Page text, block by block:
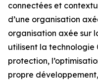
connectées et
d’une organisation
organisation axée sur
utilisent la
protection,
propre